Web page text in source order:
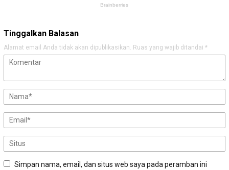
Tinggalkan Balasan
Alamat email Anda tidak akan dipublikasikan. Ruas yang wajib ditandai *
Simpan nama, email, dan situs web saya pada peramban ini